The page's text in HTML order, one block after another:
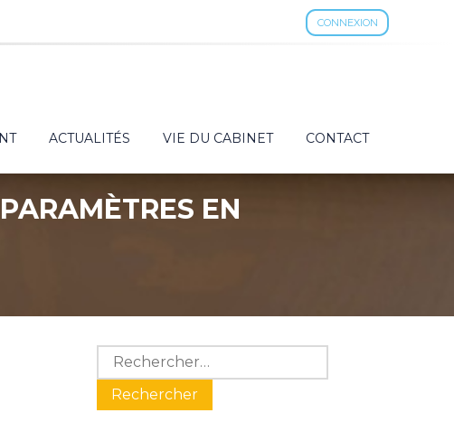
CONNEXION
ACTUALITÉS VIE DU CABINET CONTACT
EN
Blog
sidebar
Rechercher :